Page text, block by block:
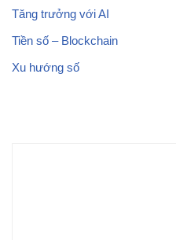
Tăng trưởng với AI
Tiền số – Blockchain
Xu hướng số